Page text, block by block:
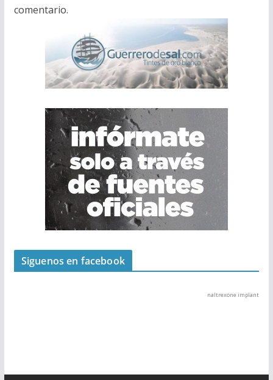
comentario.
Siguenos en facebook
naltrexone implant